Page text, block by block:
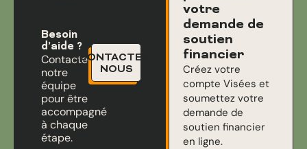
Besoin
d’aide ?
Contactez
notre
équipe
pour être
accompagné
à chaque
étape.
CONTACTEZ-
NOUS
votre
demande de
soutien
financier
Créez votre
compte Visées et
soumettez votre
demande de
soutien financier
en ligne.